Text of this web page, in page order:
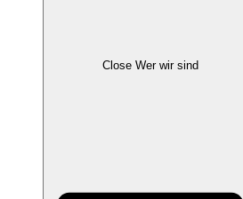
Close Wer wir sind